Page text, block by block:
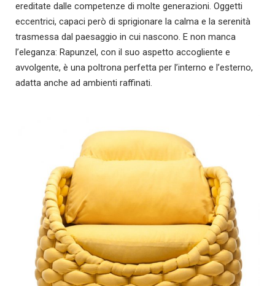
ereditate dalle competenze di molte generazioni. Oggetti
eccentrici, capaci però di sprigionare la calma e la serenità
trasmessa dal paesaggio in cui nascono. E non manca
l’eleganza: Rapunzel, con il suo aspetto accogliente e
avvolgente, è una poltrona perfetta per l’interno e l’esterno,
adatta anche ad ambienti raffinati.